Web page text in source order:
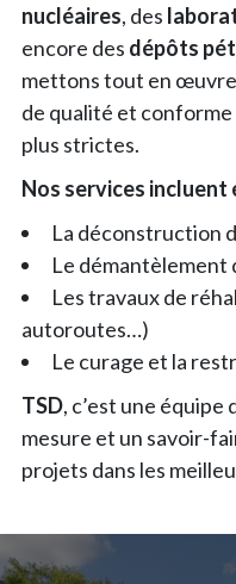
nucléaires, des
encore des dépôts
mettons tout en
de qualité et
plus strictes.
Nos services incluent
La déconstruction
Le démantèlement
Les travaux de
autoroutes…)
Le curage et la
TSD, c’est une
mesure et un savoir-
projets dans les